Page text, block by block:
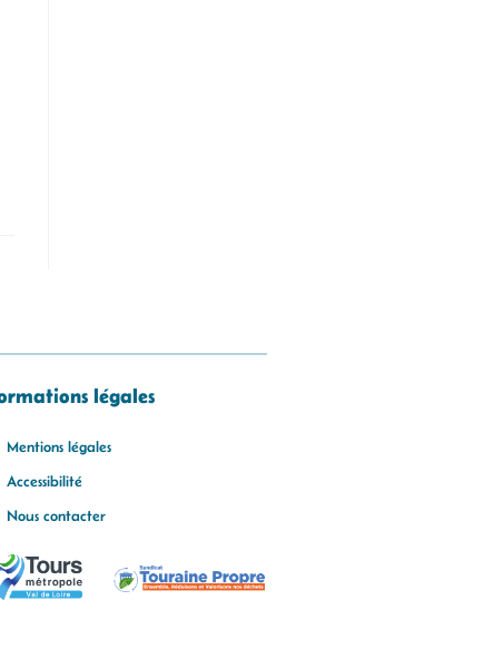
légales
Mentions légales
Accessibilité
Nous contacter